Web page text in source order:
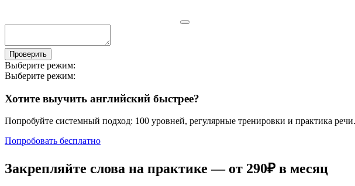
Проверить
Выберите режим:
Выберите режим:
Хотите выучить английский быстрее?
Попробуйте системный подход: 100 уровней, регулярные тренировки и практика
Попробовать бесплатно
Закрепляйте слова на практике — от 290₽ в месяц